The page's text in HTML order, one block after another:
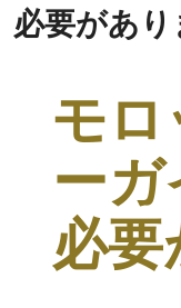
必要があり
モ
ー
必